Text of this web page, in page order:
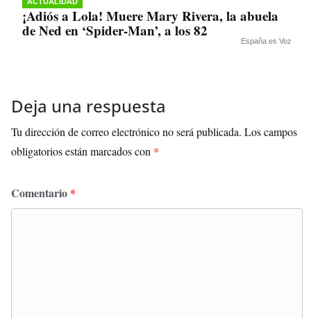
¡Adiós a Lola! Muere Mary Rivera, la abuela
de Ned en ‘Spider-Man’, a los 82
España es Voz
Deja una respuesta
Tu dirección de correo electrónico no será publicada. Los campos
obligatorios están marcados con *
Comentario *